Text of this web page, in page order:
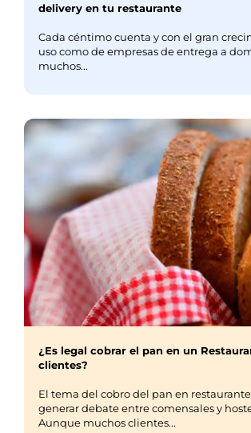
delivery en tu restaurante
Cada céntimo cuenta y con el gran
uso como de empresas de entrega a
muchos...
¿Es legal cobrar el pan en un
clientes?
El tema del cobro del pan en
generar debate entre comensales y
Aunque muchos clientes...